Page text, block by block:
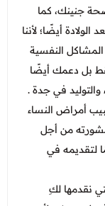
جنينك، كما
أيضًا؛ لأننا
النفسية
بل دعمك أيضًا
في جدة .
أمراض النساء
من أجل
لتقديمه في
نقدمها لكِ